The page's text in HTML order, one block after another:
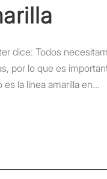
dice: Todos
por lo que es
la línea amarilla en...